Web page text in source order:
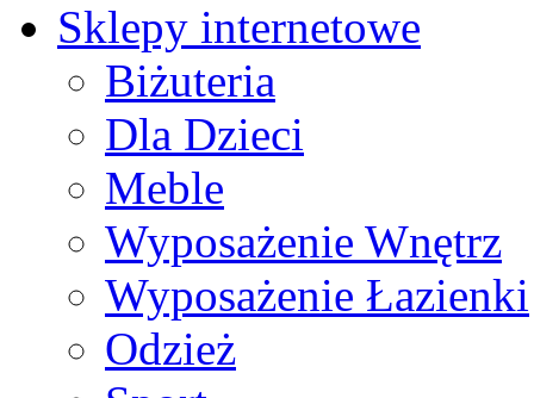
Sklepy internetowe
Biżuteria
Dla Dzieci
Meble
Wyposażenie Wnętrz
Wyposażenie Łazienki
Odzież